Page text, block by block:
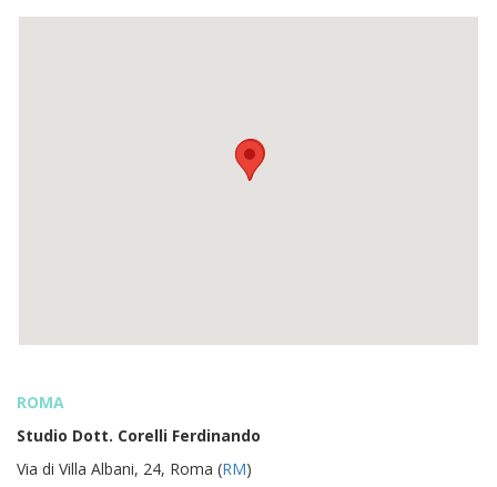
ROMA
Studio Dott. Corelli Ferdinando
Via di Villa Albani, 24, Roma (RM)